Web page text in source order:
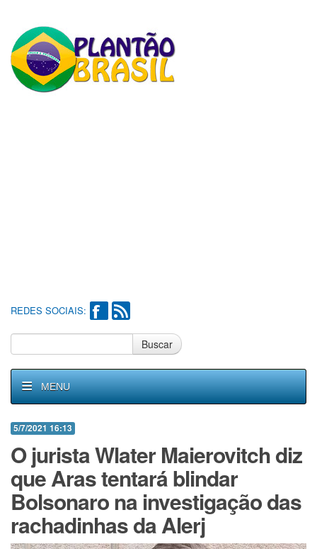
REDES SOCIAIS:
Buscar
MENU
5/7/2021 16:13
O jurista Wlater Maierovitch diz
que Aras tentará blindar
Bolsonaro na investigação das
rachadinhas da Alerj